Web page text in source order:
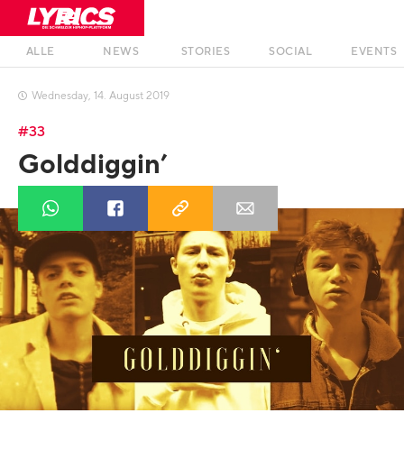
ALLE NEWS STORIES SOCIAL EVENTS
 Wednesday, 14. August 2019
#33
Golddiggin’